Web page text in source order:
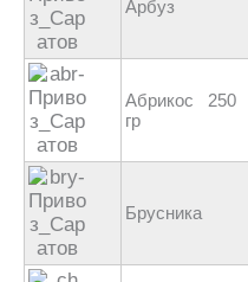
Арбуз
Абрикос 250
гр
Брусника